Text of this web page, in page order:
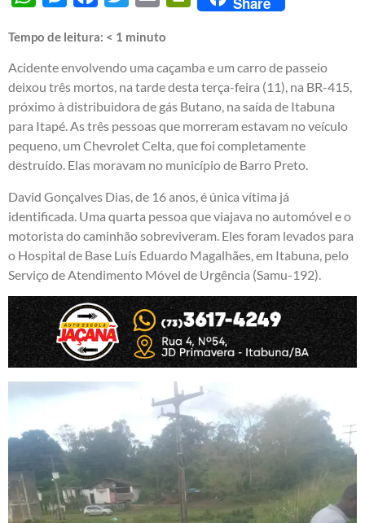
Tempo de leitura: < 1 minuto
Acidente envolvendo uma caçamba e um carro de passeio
deixou três mortos, na tarde desta terça-feira (11), na BR-415,
próximo à distribuidora de gás Butano, na saída de Itabuna
para Itapé. As três pessoas que morreram estavam no veículo
pequeno, um Chevrolet Celta, que foi completamente
destruído. Elas moravam no município de Barro Preto.
David Gonçalves Dias, de 16 anos, é única vítima já
identificada. Uma quarta pessoa que viajava no automóvel e o
motorista do caminhão sobreviveram. Eles foram levados para
o Hospital de Base Luís Eduardo Magalhães, em Itabuna, pelo
Serviço de Atendimento Móvel de Urgência (Samu-192).